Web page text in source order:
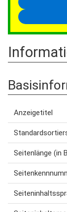
Anzeigetitel
Seitenlänge (in